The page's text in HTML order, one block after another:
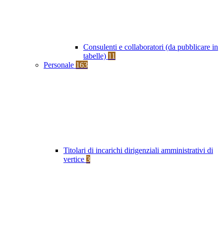
Consulenti e collaboratori (da pubblicare in
tabelle) 11
Personale 163
Titolari di incarichi dirigenziali amministrativi di
vertice 3